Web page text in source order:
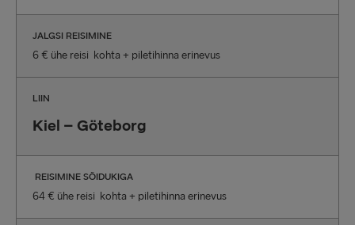
JALGSI REISIMINE
6 € ühe reisi kohta + piletihinna erinevus
LIIN
Kiel – Göteborg
REISIMINE SÕIDUKIGA
64 € ühe reisi kohta + piletihinna erinevus